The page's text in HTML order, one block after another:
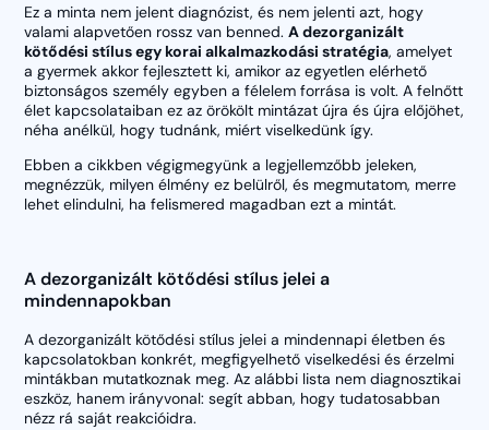
Ez a minta nem jelent diagnózist, és nem jelenti azt, hogy
valami alapvetően rossz van benned.A dezorganizált
kötődési stílus egy korai alkalmazkodási stratégia, amelyet
a gyermek akkor fejlesztett ki, amikor az egyetlen elérhető
biztonságos személy egyben a félelem forrása is volt. A felnőtt
élet kapcsolataiban ez az örökölt mintázat újra és újra előjöhet,
néha anélkül, hogy tudnánk, miért viselkedünk így.
Ebben a cikkben végigmegyünk a legjellemzőbb jeleken,
megnézzük, milyen élmény ez belülről, és megmutatom, merre
lehet elindulni, ha felismered magadban ezt a mintát.
A dezorganizált kötődési stílus jelei a
mindennapokban
A dezorganizált kötődési stílus jelei a mindennapi életben és
kapcsolatokban konkrét, megfigyelhető viselkedési és érzelmi
mintákban mutatkoznak meg. Az alábbi lista nem diagnosztikai
eszköz, hanem irányvonal: segít abban, hogy tudatosabban
nézz rá saját reakcióidra.